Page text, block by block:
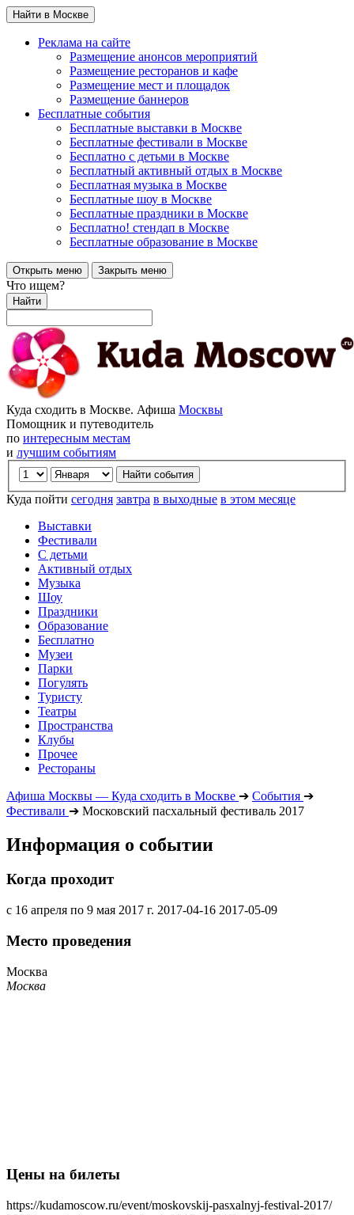
Найти в Москве
Реклама на сайте
Размещение анонсов мероприятий
Размещение ресторанов и кафе
Размещение мест и площадок
Размещение баннеров
Бесплатные события
Бесплатные выставки в Москве
Бесплатные фестивали в Москве
Бесплатно с детьми в Москве
Бесплатный активный отдых в Москве
Бесплатная музыка в Москве
Бесплатные шоу в Москве
Бесплатные праздники в Москве
Бесплатно! стендап в Москве
Бесплатные образование в Москве
Открыть меню Закрыть меню
Что ищем?
Найти
Куда сходить в Москве. Афиша Москвы
Помощник и путеводитель
по интересным местам
и лучшим событиям
Куда пойти сегодня завтра в выходные в этом месяце
Выставки
Фестивали
С детьми
Активный отдых
Музыка
Шоу
Праздники
Образование
Бесплатно
Музеи
Парки
Погулять
Туристу
Театры
Пространства
Клубы
Прочее
Рестораны
Афиша Москвы — Куда сходить в Москве ➔ События ➔
Фестивали ➔ Московский пасхальный фестиваль 2017
Информация о событии
Когда проходит
с 16 апреля по 9 мая 2017 г. 2017-04-16 2017-05-09
Место проведения
Москва
Москва
Цены на билеты
https://kudamoscow.ru/event/moskovskij-pasxalnyj-festival-2017/